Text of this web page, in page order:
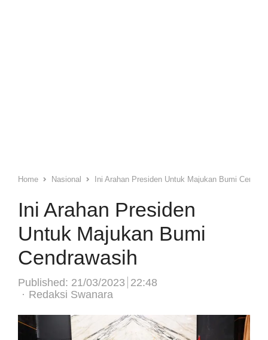
Home Nasional Ini Arahan Presiden Untuk Majukan Bumi
Ini Arahan Presiden
Untuk Majukan Bumi
Cendrawasih
Published: 21/03/2023 22:48
Author
Redaksi Swanara